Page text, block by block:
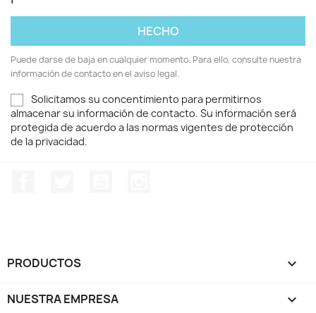
Puede darse de baja en cualquier momento. Para ello, consulte nuestra
información de contacto en el aviso legal.
Solicitamos su concentimiento para permitirnos
almacenar su información de contacto. Su información será
protegida de acuerdo a las normas vigentes de protección
de la privacidad.
PRODUCTOS 
NUESTRA EMPRESA 